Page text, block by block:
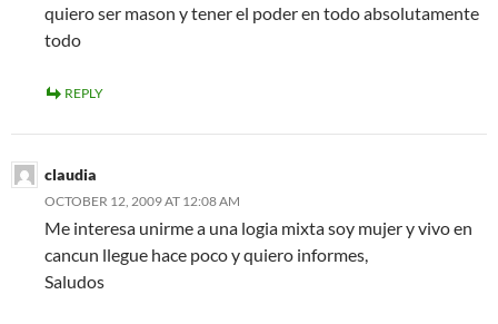
quiero ser mason y tener el poder en todo absolutamente
todo
REPLY
claudia
OCTOBER 12, 2009 AT 12:08 AM
Me interesa unirme a una logia mixta soy mujer y vivo en
cancun llegue hace poco y quiero informes,
Saludos